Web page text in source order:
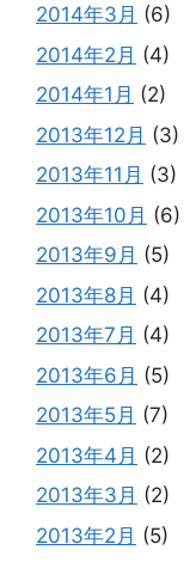
2014年3月 (6)
2014年2月 (4)
2014年1月 (2)
2013年12月 (3)
2013年11月 (3)
2013年10月 (6)
2013年9月 (5)
2013年8月 (4)
2013年7月 (4)
2013年6月 (5)
2013年5月 (7)
2013年4月 (2)
2013年3月 (2)
2013年2月 (5)